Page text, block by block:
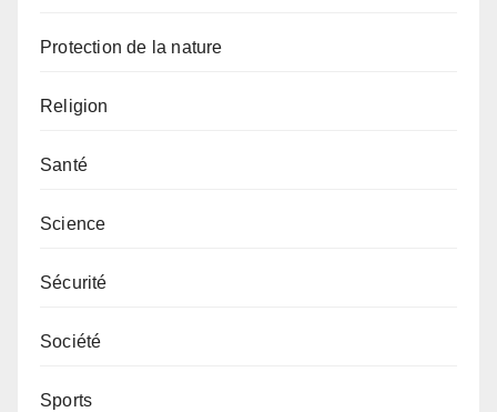
Protection de la nature
Religion
Santé
Science
Sécurité
Société
Sports